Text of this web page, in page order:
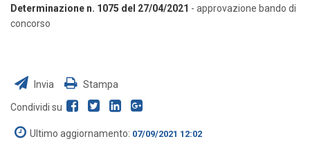
Determinazione n. 1075 del 27/04/2021 - approvazione bando di
concorso
Invia Stampa
Condividi su
Ultimo aggiornamento: 07/09/2021 12:02